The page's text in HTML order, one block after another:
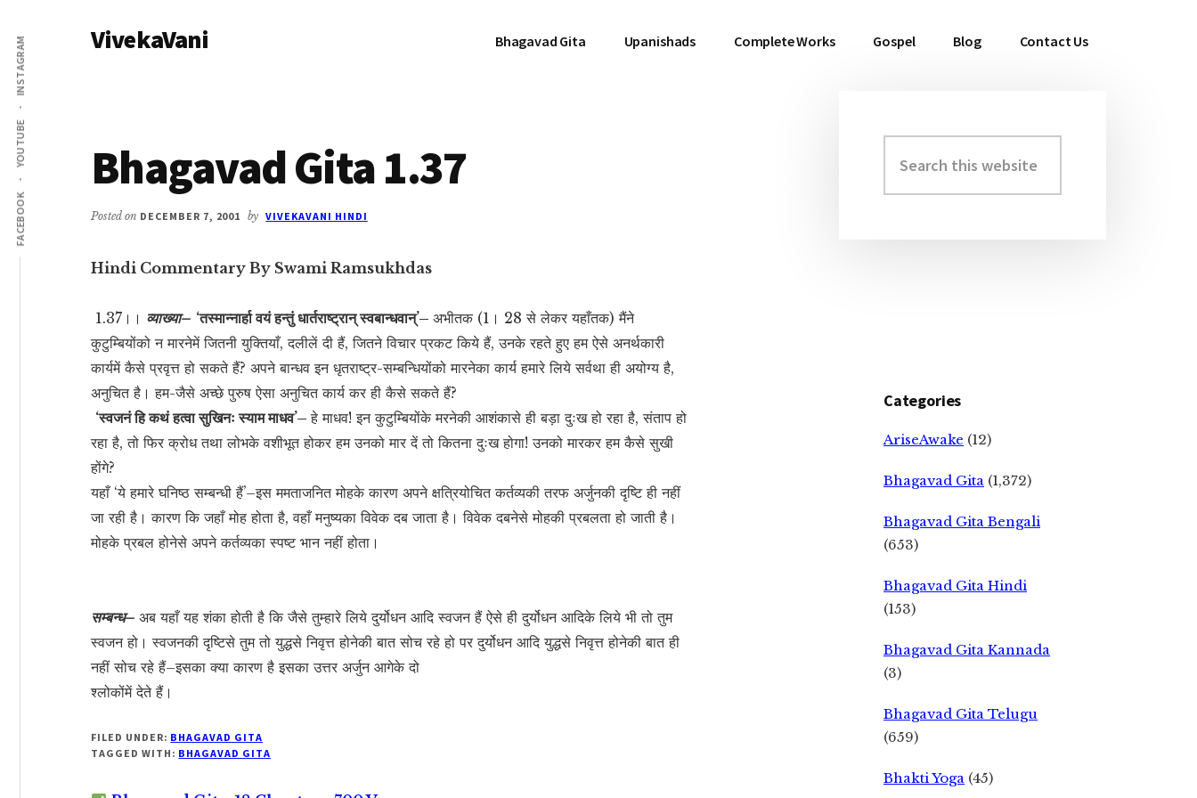
main
content
primary
sidebar
Additional
menu
FACEBOOK
YOUTUBE
INSTAGRAM VivekaVani Bhagavad Gita Upanishads Complete Works Gospel Blog Contact Us
Bhagavad Gita 1.37
Posted on DECEMBER 7, 2001 by VIVEKAVANI HINDI
Hindi Commentary By Swami Ramsukhdas
1.37।। व्याख्या– ‘तस्मान्नार्हा वयं हन्तुं धार्तराष्ट्रान् स्वबान्धवान्’– अभीतक (1। 28 से लेकर यहाँतक) मैंने
कुटुम्बियोंको न मारनेमें जितनी युक्तियाँ, दलीलें दी हैं, जितने विचार प्रकट किये हैं, उनके रहते हुए हम ऐसे अनर्थकारी
कार्यमें कैसे प्रवृत्त हो सकते हैं? अपने बान्धव इन धृतराष्ट्र-सम्बन्धियोंको मारनेका कार्य हमारे लिये सर्वथा ही अयोग्य है,
अनुचित है। हम-जैसे अच्छे पुरुष ऐसा अनुचित कार्य कर ही कैसे सकते हैं?
‘स्वजनं हि कथं हत्वा सुखिनः स्याम माधव’–हे माधव! इन कुटुम्बियोंके मरनेकी आशंकासे ही बड़ा दुःख हो रहा है, संताप हो
रहा है, तो फिर क्रोध तथा लोभके वशीभूत होकर हम उनको मार दें तो कितना दुःख होगा! उनको मारकर हम कैसे सुखी
होंगे?
यहाँ ‘ये हमारे घनिष्ठ सम्बन्धी हैं’–इस ममताजनित मोहके कारण अपने क्षत्रियोचित कर्तव्यकी तरफ अर्जुनकी दृष्टि ही नहीं
जा रही है। कारण कि जहाँ मोह होता है, वहाँ मनुष्यका विवेक दब जाता है। विवेक दबनेसे मोहकी प्रबलता हो जाती है।
मोहके प्रबल होनेसे अपने कर्तव्यका स्पष्ट भान नहीं होता।
सम्बन्ध– अब यहाँ यह शंका होती है कि जैसे तुम्हारे लिये दुर्योधन आदि स्वजन हैं ऐसे ही दुर्योधन आदिके लिये भी तो तुम
स्वजन हो। स्वजनकी दृष्टिसे तुम तो युद्धसे निवृत्त होनेकी बात सोच रहे हो पर दुर्योधन आदि युद्धसे निवृत्त होनेकी बात ही
नहीं सोच रहे हैं–इसका क्या कारण है इसका उत्तर अर्जुन आगेके दो
श्लोकोंमें देते हैं।
FILED UNDER: BHAGAVAD GITA
TAGGED WITH: BHAGAVAD GITA
Primary
Sidebar
this
website
Categories
AriseAwake (12)
Bhagavad Gita (1,372)
Bhagavad Gita Bengali
(653)
Bhagavad Gita Hindi
(153)
Bhagavad Gita Kannada
(3)
Bhagavad Gita Telugu
(659)
Bhakti Yoga (45)